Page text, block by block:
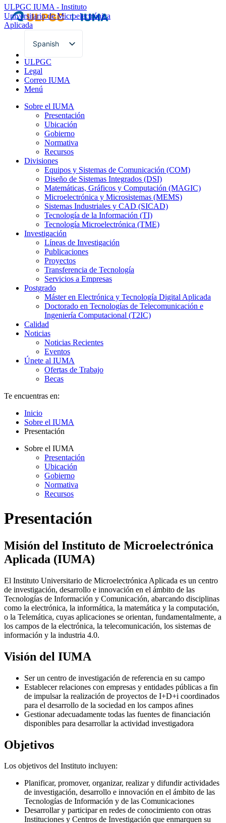
ULPGC IUMA - Instituto
Universitario de Microelectrónica
Aplicada
Spanish
English
ULPGC
Legal
Correo IUMA
Menú
Sobre el IUMA
Presentación
Ubicación
Gobierno
Normativa
Recursos
Divisiones
Equipos y Sistemas de Comunicación (COM)
Diseño de Sistemas Integrados (DSI)
Matemáticas, Gráficos y Computación (MAGIC)
Microelectrónica y Microsistemas (MEMS)
Sistemas Industriales y CAD (SICAD)
Tecnología de la Información (TI)
Tecnología Microelectrónica (TME)
Investigación
Líneas de Investigación
Publicaciones
Proyectos
Transferencia de Tecnología
Servicios a Empresas
Postgrado
Máster en Electrónica y Tecnología Digital Aplicada
Doctorado en Tecnologías de Telecomunicación e
Ingeniería Computacional (T2IC)
Calidad
Noticias
Noticias Recientes
Eventos
Únete al IUMA
Ofertas de Trabajo
Becas
Te encuentras en:
Inicio
Sobre el IUMA
Presentación
Sobre el IUMA
Presentación
Ubicación
Gobierno
Normativa
Recursos
Presentación
Misión del Instituto de Microelectrónica
Aplicada (IUMA)
El Instituto Universitario de Microelectrónica Aplicada es un centro
de investigación, desarrollo e innovación en el ámbito de las
Tecnologías de Información y Comunicación, abarcando disciplinas
como la electrónica, la informática, la matemática y la computación,
o la Telemática, cuyas aplicaciones se orientan, fundamentalmente, a
los campos de la electrónica, la telecomunicación, los sistemas de
información y la industria 4.0.
Visión del IUMA
Ser un centro de investigación de referencia en su campo
Establecer relaciones con empresas y entidades públicas a fin
de impulsar la realización de proyectos de I+D+i coordinados
para el desarrollo de la sociedad en los campos afines
Gestionar adecuadamente todas las fuentes de financiación
disponibles para desarrollar la actividad investigadora
Objetivos
Los objetivos del Instituto incluyen:
Planificar, promover, organizar, realizar y difundir actividades
de investigación, desarrollo e innovación en el ámbito de las
Tecnologías de Información y de las Comunicaciones
Desarrollar y participar en redes de conocimiento con otras
Instituciones y Centros de Investigación que enmarquen su